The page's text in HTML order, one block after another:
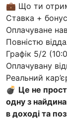
💼 Що ти
Ставка +
Оплачуване
Повністю
Графік 5/2
Оплачувану
Реальний
💣 Це не
одну з
в доході та